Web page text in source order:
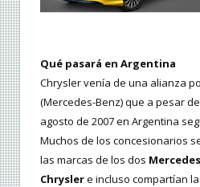
Qué pasará en Argentina
Chrysler venía de una alianza
(Mercedes-Benz) que a pesar
agosto de 2007 en Argentina
Muchos de los concesionarios
las marcas de los dos
Chryslere incluso compartían